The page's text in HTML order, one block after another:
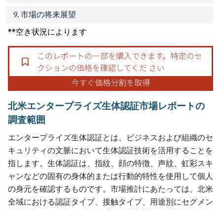
9. 市場の将来展望
**空き状況によります
北米エンタープライズ生体認証市場レポートの
調査範囲
エンタープライズ生体認証とは、ビジネスおよび組織のセ
キュリティの文脈において生体認証技術を活用することを
指します。生体認証は、指紋、顔の特徴、声紋、虹彩スキ
ャンなどの固有の身体的または行動的特性を使用して個人
の身元を確認するものです。市場推計にあたっては、北米
全域における認証タイプ、接触タイプ、用途別にセグメン